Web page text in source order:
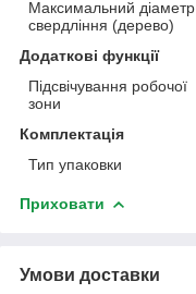
Максимальний діаметр
свердління (дерево)
Додаткові функції
Підсвічування робочої
зони
Комплектація
Тип упаковки
Приховати
Умови доставки